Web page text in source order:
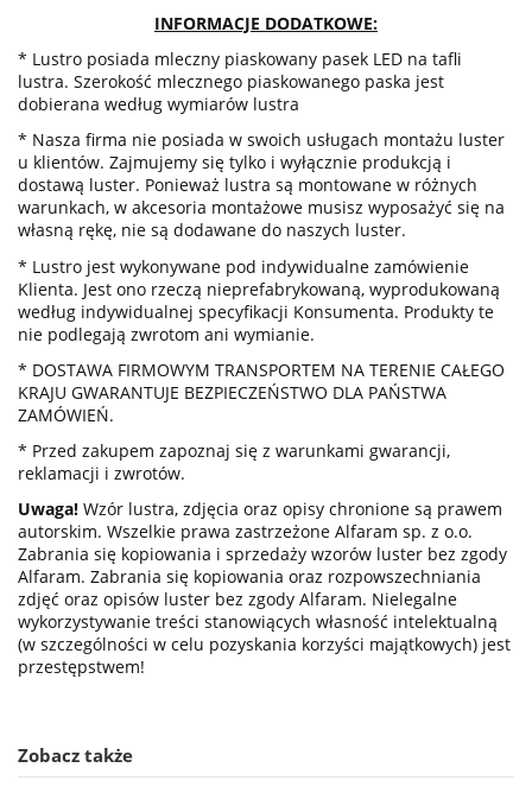
INFORMACJE DODATKOWE:
* Lustro posiada mleczny piaskowany pasek LED na tafli
lustra. Szerokość mlecznego piaskowanego paska jest
dobierana według wymiarów lustra
* Nasza firma nie posiada w swoich usługach montażu luster
u klientów. Zajmujemy się tylko i wyłącznie produkcją i
dostawą luster. Ponieważ lustra są montowane w różnych
warunkach, w akcesoria montażowe musisz wyposażyć się na
własną rękę, nie są dodawane do naszych luster.
* Lustro jest wykonywane pod indywidualne zamówienie
Klienta. Jest ono rzeczą nieprefabrykowaną, wyprodukowaną
według indywidualnej specyfikacji Konsumenta. Produkty te
nie podlegają zwrotom ani wymianie.
* DOSTAWA FIRMOWYM TRANSPORTEM NA TERENIE CAŁEGO
KRAJU GWARANTUJE BEZPIECZEŃSTWO DLA PAŃSTWA
ZAMÓWIEŃ.
* Przed zakupem zapoznaj się z warunkami gwarancji,
reklamacji i zwrotów.
Uwaga! Wzór lustra, zdjęcia oraz opisy chronione są prawem
autorskim. Wszelkie prawa zastrzeżone Alfaram sp. z o.o.
Zabrania się kopiowania i sprzedaży wzorów luster bez zgody
Alfaram. Zabrania się kopiowania oraz rozpowszechniania
zdjęć oraz opisów luster bez zgody Alfaram. Nielegalne
wykorzystywanie treści stanowiących własność intelektualną
(w szczególności w celu pozyskania korzyści majątkowych) jest
przestępstwem!
Zobacz także